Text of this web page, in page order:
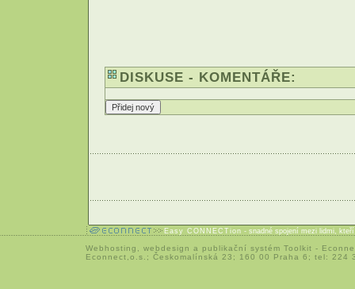
DISKUSE - KOMENTÁŘE:
Easy CONNECTion - snadné spojení mezi lidmi,
Webhosting webdesign a publikační systém Toolkit -
Econnect,o.s.; Českomalínská 23; 160 00 Praha 6; tel: 224